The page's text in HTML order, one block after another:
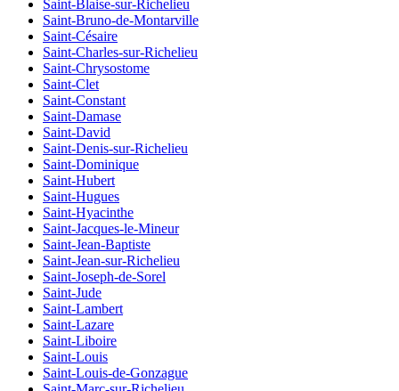
Saint-Blaise-sur-Richelieu
Saint-Bruno-de-Montarville
Saint-Césaire
Saint-Charles-sur-Richelieu
Saint-Chrysostome
Saint-Clet
Saint-Constant
Saint-Damase
Saint-David
Saint-Denis-sur-Richelieu
Saint-Dominique
Saint-Hubert
Saint-Hugues
Saint-Hyacinthe
Saint-Jacques-le-Mineur
Saint-Jean-Baptiste
Saint-Jean-sur-Richelieu
Saint-Joseph-de-Sorel
Saint-Jude
Saint-Lambert
Saint-Lazare
Saint-Liboire
Saint-Louis
Saint-Louis-de-Gonzague